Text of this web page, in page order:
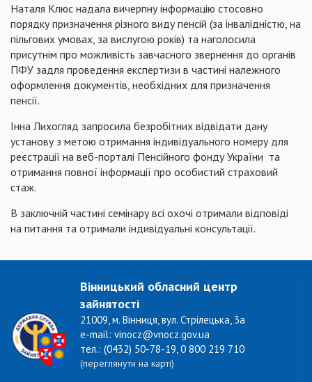
Наталя Клюс надала вичерпну інформацію стосовно
порядку призначення різного виду пенсій (за інвалідністю, на
пільгових умовах, за вислугою років) та наголосила
присутнім про можливість завчасного звернення до органів
ПФУ задля проведення експертизи в частині належного
оформлення документів, необхідних для призначення
пенсії.
Інна Лихогляд запросила безробітних відвідати дану
установу з метою отримання індивідуального номеру для
реєстрації на веб-порталі Пенсійного фонду України та
отримання повної інформації про особистий страховий
стаж.
В заключній частині семінару всі охочі отримали відповіді
на питання та отримали індивідуальні консультації.
Вінницький обласний центр
зайнятості
21009, м. Вінниця, вул. Стрілецька, 3а
e-mail: vinocz@vnocz.gov.ua
тел.: (0432) 50-78-19, 0 800 219 710
(переглянути на карті)